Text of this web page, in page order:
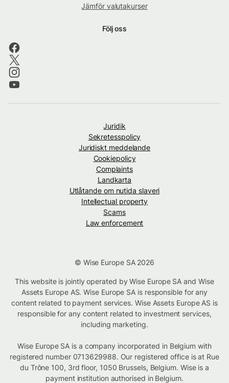
Jämför valutakurser
Följ oss
Juridik
Sekretesspolicy
Juridiskt meddelande
Cookiepolicy
Complaints
Landkarta
Utlåtande om nutida slaveri
Intellectual property
Scams
Law enforcement
© Wise Europe SA 2026
This website is jointly operated by Wise Europe SA and Wise
Assets Europe AS. Wise Europe SA is responsible for any
content related to payment services. Wise Assets Europe AS is
responsible for any content related to investment services,
including marketing.
Wise Europe SA is a company incorporated in Belgium with
registered number 0713629988. Our registered office is at Rue
du Trône 100, 3rd floor, 1050 Brussels, Belgium. Wise is a
payment institution authorised in Belgium.